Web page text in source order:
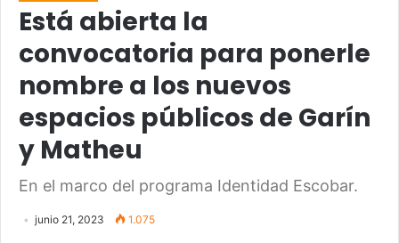
Está abierta la
convocatoria para ponerle
nombre a los nuevos
espacios públicos de Garín
y Matheu
En el marco del programa Identidad Escobar.
junio 21, 2023 1.075